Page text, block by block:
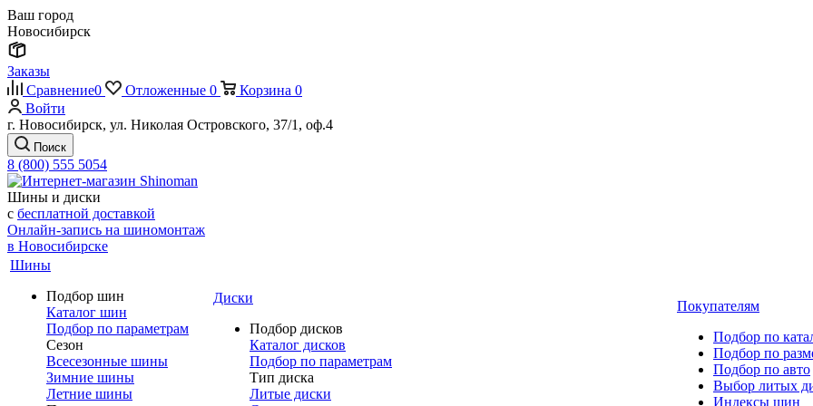
Ваш город
Новосибирск
Заказы
Сравнение0 Отложенные 0 Корзина 0
Войти
г. Новосибирск, ул. Николая Островского, 37/1, оф.4
Поиск
8 (800) 555 5054
Шины и диски
с бесплатной доставкой
Онлайн-запись на шиномонтаж
в Новосибирске
Шины
Подбор шин
Каталог шин
Подбор по параметрам
Сезон
Всесезонные шины
Зимние шины
Летние шины
Диски
Подбор дисков
Каталог дисков
Подбор по параметрам
Тип диска
Литые диски
Покупателям
Подбор по
Подбор по
Подбор по авто
Выбор литых
Индексы шин